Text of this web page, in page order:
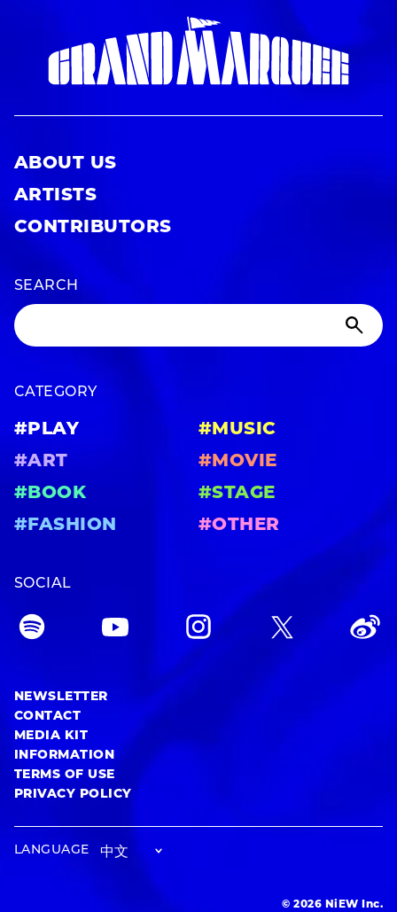
ABOUT US
ARTISTS
CONTRIBUTORS
SEARCH
CATEGORY
#PLAY
#MUSIC
#ART
#MOVIE
#BOOK
#STAGE
#FASHION
#OTHER
SOCIAL
NEWSLETTER
CONTACT
MEDIA KIT
INFORMATION
TERMS OF USE
PRIVACY POLICY
LANGUAGE
© 2026 NiEW Inc.